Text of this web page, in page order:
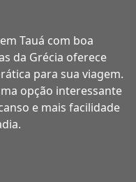
Tauá com boa
da Grécia oferece
para sua viagem.
opção interessante
e mais facilidade